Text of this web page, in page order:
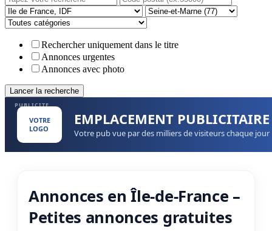
Rechercher uniquement dans le titre
Annonces urgentes
Annonces avec photo
PUBLICITE
VOTRE
LOGO
EMPLACEMENT PUBLICITAIRE
Votre pub vue par des milliers de visiteurs chaque jour
Annonces en Île-de-France –
Petites annonces gratuites